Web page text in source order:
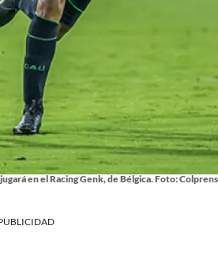
en el Racing Genk, de Bélgica. Foto: